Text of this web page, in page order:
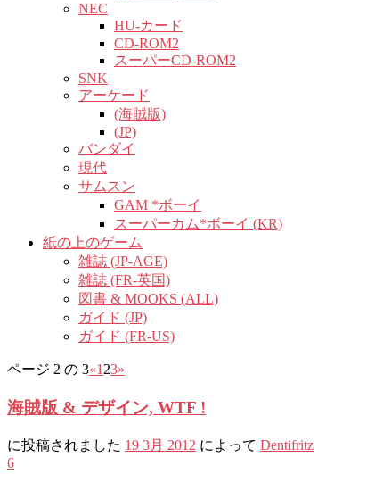
NEC
HU-カード
CD-ROM2
スーパーCD-ROM2
SNK
アーケード
(海賊版)
(JP)
バンダイ
現代
サムスン
GAM *ボーイ
スーパーカム*ボーイ (KR)
紙の上のゲーム
雑誌 (JP-AGE)
雑誌 (FR-英国)
図書 & MOOKS (ALL)
ガイド (JP)
ガイド (FR-US)
ページ 2 の 3«1 23»
海賊版 & デザイン, WTF !
に投稿されました 19 3月 2012 によって Dentifritz
6